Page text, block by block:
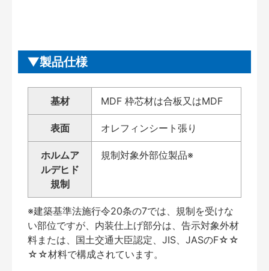
製品仕様
基材 MDF 枠芯材は合板又はMDF
表面 オレフィンシート張り
ホルムア
ルデヒド
規制
規制対象外部位製品※
※建築基準法施行令20条の7では、規制を受けな
い部位ですが、内装仕上げ部分は、告示対象外材
料または、国土交通大臣認定、JIS、JASのF☆☆
☆☆材料で構成されています。